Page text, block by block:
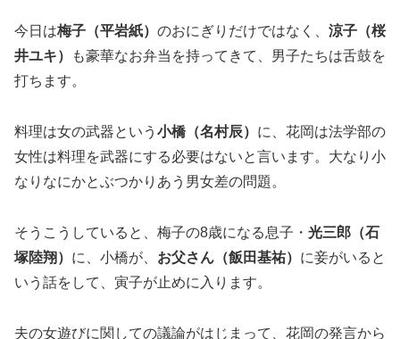
今日は梅子（平岩紙） のおにぎりだけではなく、 涼子（桜
井ユキ）
も豪華なお弁当を持ってきて、男子たちは舌鼓を
打ちます。
料理は女の武器という 小橋（名村辰） に、花岡は法学部の
女性は料理を武器にする必要はないと言います。大なり小
なりなにかとぶつかりあう男女差の問題。
そうこうしていると、梅子の8歳になる息子・ 光三郎（石
塚陸翔） に、小橋が、 お父さん（飯田基祐） に妾がいると
いう話をして、寅子が止めに入ります。
夫の女遊びに関しての議論がはじまって、花岡の発言から